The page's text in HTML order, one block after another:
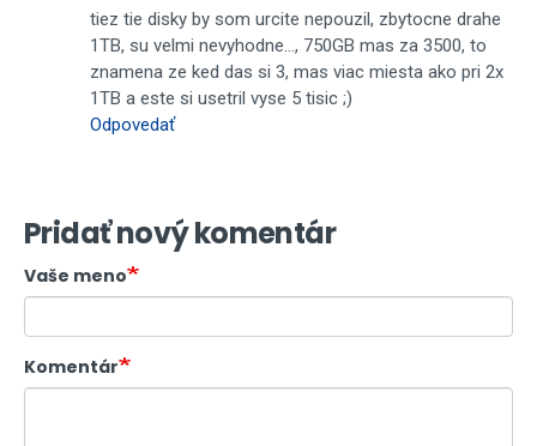
tiez tie disky by som urcite nepouzil, zbytocne drahe
1TB, su velmi nevyhodne..., 750GB mas za 3500, to
znamena ze ked das si 3, mas viac miesta ako pri 2x
1TB a este si usetril vyse 5 tisic ;)
Odpovedať
Pridať nový komentár
Vaše meno
Komentár